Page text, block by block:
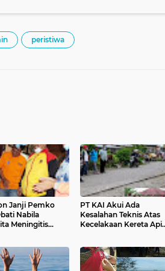
peristiwa
Janji Pemko
Nabila
Meningitis
PT KAI Akui Ada
Kesalahan Teknis Atas
Kecelakaan Kereta Api